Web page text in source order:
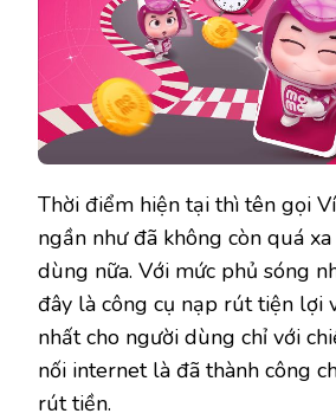
Thời điểm hiện tại thì tên gọi
ngần như đã không còn quá
dùng nữa. Với mức phủ sóng
đây là công cụ nạp rút tiện lợi
nhất cho người dùng chỉ với
nối internet là đã thành công
rút tiền.